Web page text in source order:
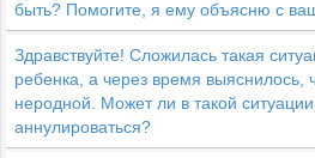
быть? Помогите, я ему объясню с
Здравствуйте! Сложилась такая
ребенка, а через время выяснилось,
неродной. Может ли в такой
аннулироваться?